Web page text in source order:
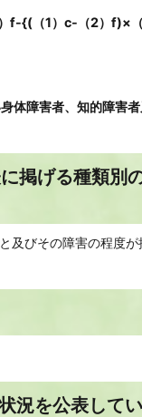
）f-{(（1）c-（2）f)×
体障害者、知的障害
掲げる種類別
及びその障害の程度が
況を公表して